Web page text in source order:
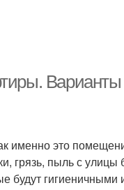
Варианты
именно это
грязь, пыль с
будут